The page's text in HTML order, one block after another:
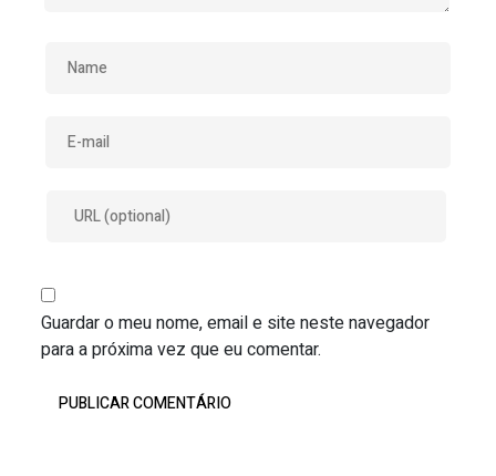
Guardar o meu nome, email e site neste navegador
para a próxima vez que eu comentar.